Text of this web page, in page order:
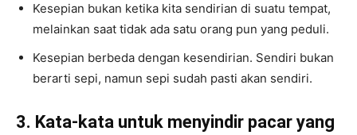
Kesepian bukan ketika kita sendirian di suatu tempat,
melainkan saat tidak ada satu orang pun yang peduli.
Kesepian berbeda dengan kesendirian. Sendiri bukan
berarti sepi, namun sepi sudah pasti akan sendiri.
3. Kata-kata untuk menyindir pacar yang